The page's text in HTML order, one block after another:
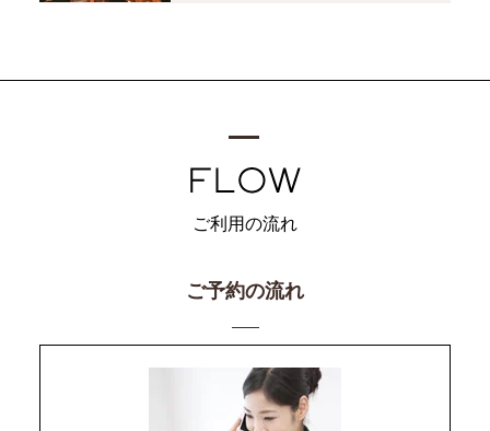
ご利用の流れ
ご予約の流れ